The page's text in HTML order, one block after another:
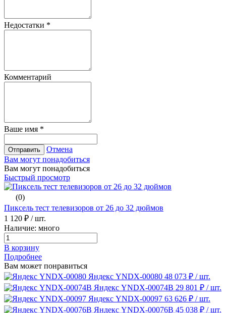
Недостатки *
Комментарий
Ваше имя *
Отправить
Отмена
Вам могут понадобиться
Вам могут понадобиться
Быстрый просмотр
(0)
Пиксель тест телевизоров от 26 до 32 дюймов
1 120 ₽ / шт.
Наличие: много
В корзину
Подробнее
Вам может понравиться
Яндекс YNDX-00080 48 073 ₽ / шт.
Яндекс YNDX-00074B 29 801 ₽ / шт.
Яндекс YNDX-00097 63 626 ₽ / шт.
Яндекс YNDX-00076B 45 038 ₽ / шт.